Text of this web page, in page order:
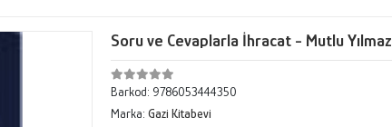
Soru ve Cevaplarla İhracat - Mutlu Yılmaz
Barkod: 9786053444350
Marka: Gazi Kitabevi